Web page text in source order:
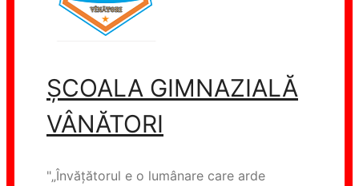
ȘCOALA GIMNAZIALĂ
VÂNĂTORI
"„Învăţătorul e o lumânare care arde